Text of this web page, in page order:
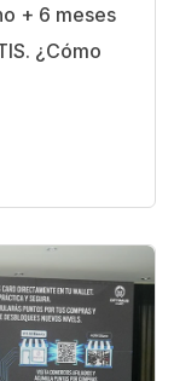
+ 6 meses
¿Cómo